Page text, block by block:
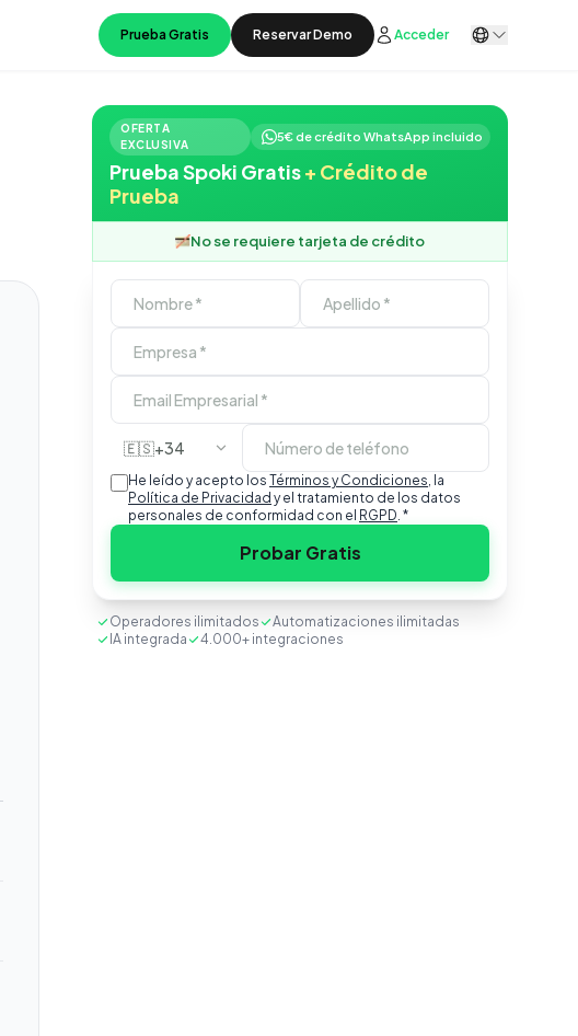
Prueba Gratis Reservar Demo Acceder
OFERTA
EXCLUSIVA
5€ de crédito WhatsApp incluido
Prueba Spoki Gratis+ Crédito de
Prueba
No se requiere tarjeta de crédito
🇪🇸+34
He leído y acepto los Términos y Condiciones, la
Política de Privacidad y el tratamiento de los datos
personales de conformidad con el RGPD. *
Probar Gratis
Operadores ilimitados
Automatizaciones ilimitadas
IA integrada
4.000+ integraciones